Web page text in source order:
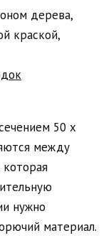
дерева,
краской,
50 х
между
нужно
материал.